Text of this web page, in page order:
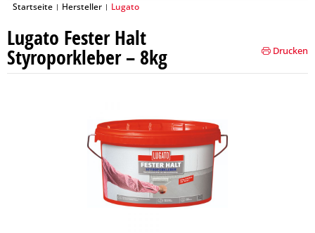
Startseite | Hersteller | Lugato
Lugato Fester Halt
Styroporkleber – 8kg Drucken